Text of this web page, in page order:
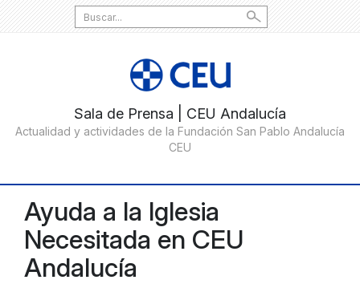
Search
for:
Ayuda a la Iglesia
Necesitada en CEU
Andalucía